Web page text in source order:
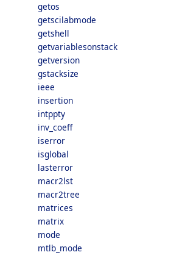
getos
getscilabmode
getshell
getvariablesonstack
getversion
gstacksize
ieee
insertion
intppty
inv_coeff
iserror
isglobal
lasterror
macr2lst
macr2tree
matrices
matrix
mode
mtlb_mode